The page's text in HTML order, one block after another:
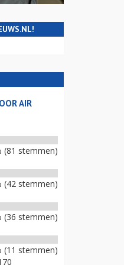
AIR
(81 stemmen)
(42 stemmen)
(36 stemmen)
(11 stemmen)